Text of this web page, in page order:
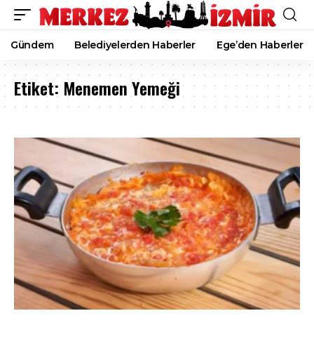
Gündem Belediyelerden Haberler Ege’den Haberler
Etiket: Menemen Yemeği